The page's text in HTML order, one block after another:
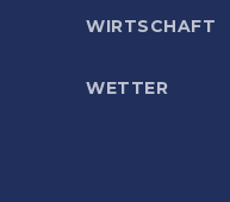
WIRTSCHAFT
WETTER